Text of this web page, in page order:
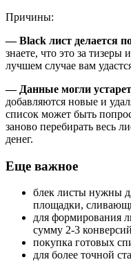
Причины:
— Black лист делается
знаете, что это за
лучшем случае вам
— Данные могли
добавляются новые и
список может быть
заново перебирать весь
денег.
Еще важное
блек листы нужны
площадки,
для формирования
сумму 2-3
покупка готовых
для более точной